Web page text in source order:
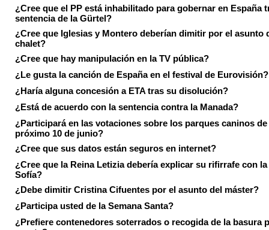
¿Cree que el PP está inhabilitado para gobernar en España
sentencia de la Gürtel?
¿Cree que Iglesias y Montero deberían dimitir por el asunto
chalet?
¿Cree que hay manipulación en la TV pública?
¿Le gusta la canción de España en el festival de Eurovisión?
¿Haría alguna concesión a ETA tras su disolución?
¿Está de acuerdo con la sentencia contra la Manada?
¿Participará en las votaciones sobre los parques caninos de
próximo 10 de junio?
¿Cree que sus datos están seguros en internet?
¿Cree que la Reina Letizia debería explicar su rifirrafe con la
Sofía?
¿Debe dimitir Cristina Cifuentes por el asunto del máster?
¿Participa usted de la Semana Santa?
¿Prefiere contenedores soterrados o recogida de la basura